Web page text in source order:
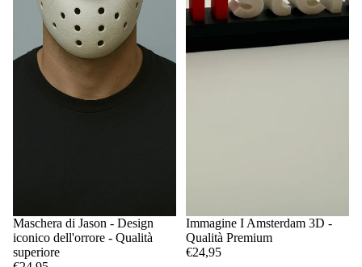
Maschera di Jason - Design
iconico dell'orrore - Qualità
superiore
Immagine I Amsterdam 3D -
Qualità Premium
€24,95